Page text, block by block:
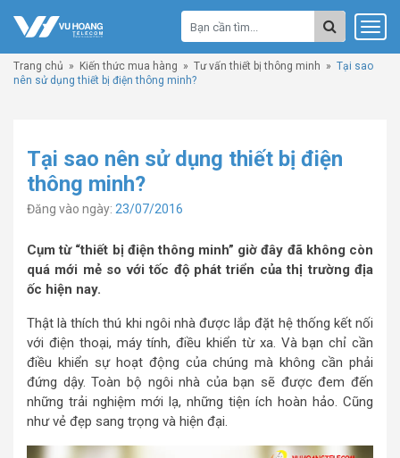
Trang chủ » Kiến thức mua hàng » Tư vấn thiết bị thông minh » Tại sao
nên sử dụng thiết bị điện thông minh?
Tại sao nên sử dụng thiết bị điện
thông minh?
Đăng vào ngày: 23/07/2016
Cụm từ “thiết bị điện thông minh” giờ đây đã không còn
quá mới mẻ so với tốc độ phát triển của thị trường địa
ốc hiện nay.
Thật là thích thú khi ngôi nhà được lắp đặt hệ thống kết nối
với điện thoại, máy tính, điều khiển từ xa. Và bạn chỉ cần
điều khiển sự hoạt động của chúng mà không cần phải
đứng dậy. Toàn bộ ngôi nhà của bạn sẽ được đem đến
những trải nghiệm mới lạ, những tiện ích hoàn hảo. Cũng
như vẻ đẹp sang trọng và hiện đại.